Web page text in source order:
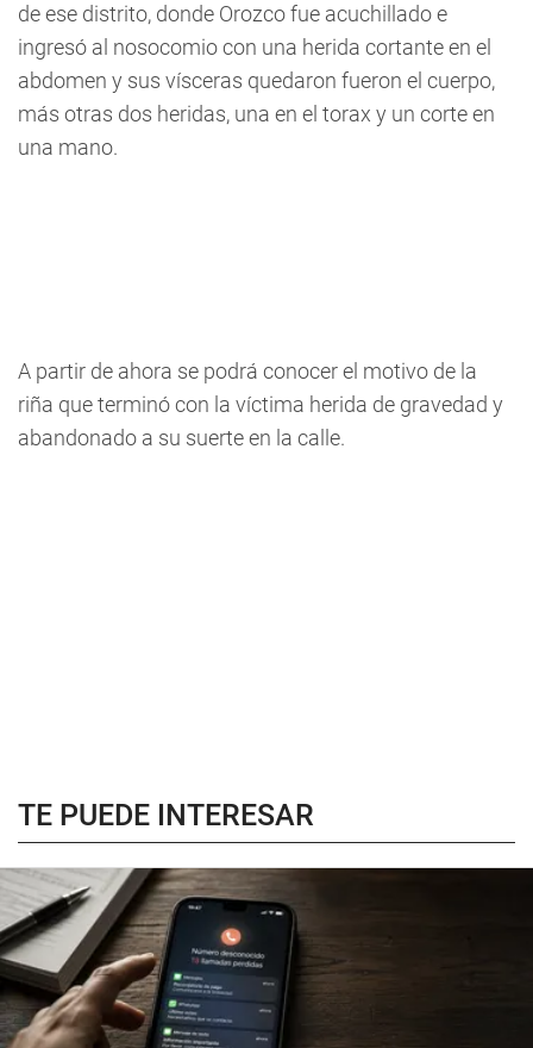
de ese distrito, donde Orozco fue acuchillado e
ingresó al nosocomio con una herida cortante en el
abdomen y sus vísceras quedaron fueron el cuerpo,
más otras dos heridas, una en el torax y un corte en
una mano.
A partir de ahora se podrá conocer el motivo de la
riña que terminó con la víctima herida de gravedad y
abandonado a su suerte en la calle.
TE PUEDE INTERESAR